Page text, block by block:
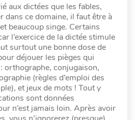
aux dictées que les fables,
dans ce domaine, il faut être à
beaucoup singe. Certains
l’exercice de la dictée stimule
surtout une bonne dose de
déjouer les pièges qui
orthographe, conjugaison,
(règles d’emploi des
et jeux de mots ! Tout y
sont données
n’est jamais loin. Après avoir